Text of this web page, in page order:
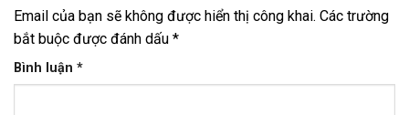
Email của bạn sẽ không được hiển thị công khai. Các trường
bắt buộc được đánh dấu *
Bình luận *